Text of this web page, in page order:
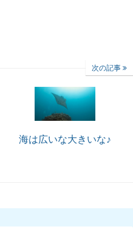
次の記事
海は広いな大きいな♪